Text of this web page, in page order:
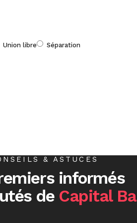
Union libre Séparation
& ASTUCES
informés
de Capital